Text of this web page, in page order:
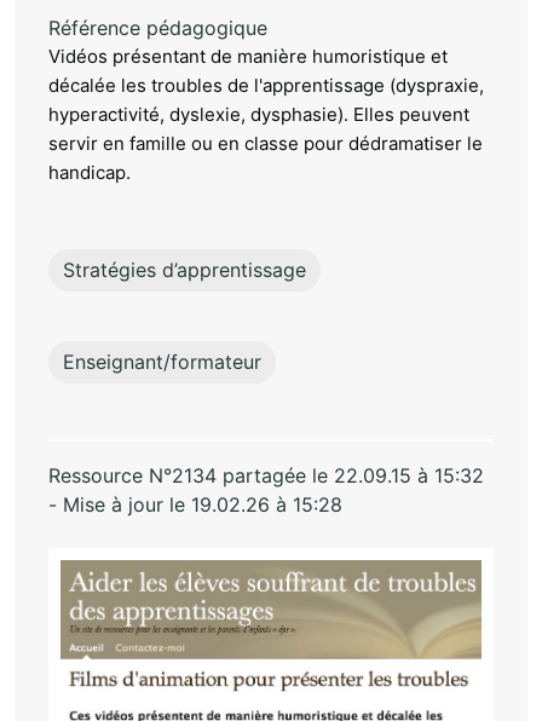
Référence pédagogique
Vidéos présentant de manière humoristique et
décalée les troubles de l'apprentissage (dyspraxie,
hyperactivité, dyslexie, dysphasie). Elles peuvent
servir en famille ou en classe pour dédramatiser le
handicap.
Stratégies d’apprentissage
Enseignant/formateur
Ressource N°2134 partagée le 22.09.15 à 15:32
- Mise à jour le 19.02.26 à 15:28